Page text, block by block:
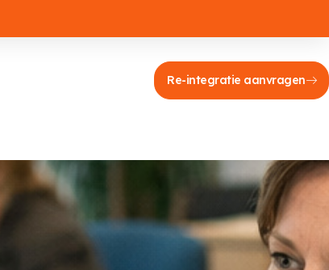
Re-integratie aanvragen